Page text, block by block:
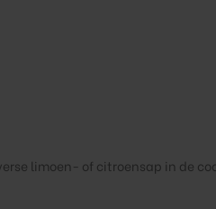
limoen- of citroensap in de